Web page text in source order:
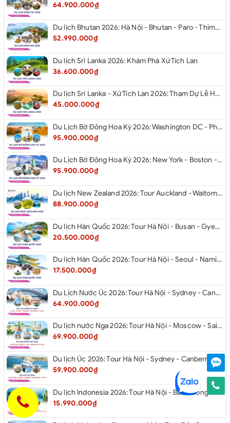
64.900.000₫
Du lịch Bhutan 2026: Hà Nội - Bhutan - Paro - Thimphu - Punakha
52.990.000₫
Du lịch Sri Lanka 2026: Khám Phá Xứ Tích Lan
36.600.000₫
Du lịch Sri Lanka - Xứ Tích Lan 2026: Tham Dự Lễ Hội Rước Xá Lợi Răng Phật
45.000.000₫
Du Lịch Bờ Đông Hoa Kỳ 2026: Washington DC - Philadelphia - New York - Boston - New Hampshire White Mountains - Albany - Niagara Falls - Buffalo - Corning - New York
95.900.000₫
Du Lịch Bờ Đông Hoa Kỳ 2026: New York - Boston - New Hampshire - Artist’s Bluff - Echo Lake Kancamagus Highway - White Mountains - Albany - Buffalo Niagara Falls - Corning - Washington DC
95.900.000₫
Du lịch New Zealand 2026: Tour Auckland - Waitomo - Taupo - Rotorua - Matamata - Hamilton
88.900.000₫
Du lịch Hàn Quốc 2026: Tour Hà Nội - Busan - Gyeongju - Seoul - Đảo Nami - Tàu Điện Ven Biển Haeundae - Cầu Kính Oryukdo - Làng Văn Hóa Huinnyeoul
20.500.000₫
Du lịch Hàn Quốc 2026: Tour Hà Nội - Seoul - Nami - Everland - Painter Show - Thư Viện Sách
17.500.000₫
Du Lịch Nước Úc 2026: Tour Hà Nội - Sydney - Canberra - Melbourne - Hà Nội
64.900.000₫
Du lịch nước Nga 2026: Tour Hà Nội - Moscow - Saint Petersburg từ Hà Nội
69.900.000₫
Du lịch Úc 2026: Tour Hà Nội - Sydney - Canberra - Melbourne - Hà Nội
59.900.000₫
15.990.000₫